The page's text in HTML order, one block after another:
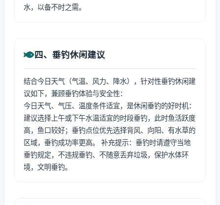
水，以备不时之需。
四、垂钓休闲建议
结合今日天气（气温、风力、降水），针对性垂钓休闲建
议如下，兼顾垂钓体验与安全性：
今日天气、气压、温度条件适宜，是休闲垂钓的好时机：
建议选择上午或下午水温适宜的时段垂钓，此时鱼活跃度
高，鱼口较好；垂钓点位优先选择背风、向阳、有水草的
区域，垂钓成功率更高。 补充提示：垂钓时请遵守当地
垂钓规定，不违规垂钓、不随意丢弃垃圾，保护水体环
境，文明垂钓。